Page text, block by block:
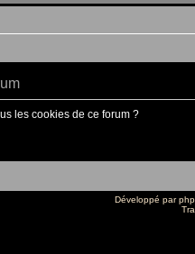
les cookies de ce forum ?
Développé par